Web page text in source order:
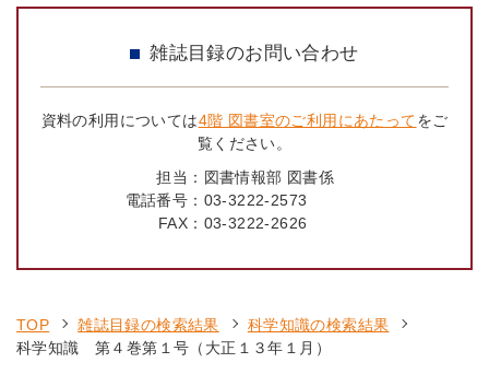
雑誌目録のお問い合わせ
資料の利用については4階 図書室のご利用にあたってをご
覧ください。
担当： 図書情報部 図書係
電話番号： 03-3222-2573
FAX： 03-3222-2626
TOP 雑誌目録の検索結果
科学知識の検索結果
科学知識 第４巻第１号（大正１３年１月）